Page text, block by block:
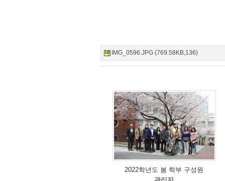
IMG_0596.JPG (769.58KB,136)
2022학년도 봄 학부 구성원